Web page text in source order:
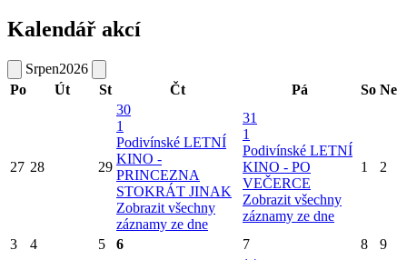
Kalendář akcí
Srpen2026
Po
Út St Čt Pá So Ne
27 28 29
30
1
Podivínské LETNÍ
KINO -
PRINCEZNA
STOKRÁT JINAK
Zobrazit všechny
záznamy ze dne
31
1
Podivínské LETNÍ
KINO - PO
VEČERCE
Zobrazit všechny
záznamy ze dne
1 2
3 4 5 6 7 8 9